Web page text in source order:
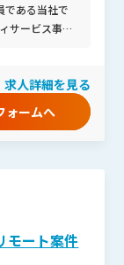
である当社で
サービス事業
め、そして新
採用し、組織
であれば、特
求人詳細を見る
ォームへ
モート案件